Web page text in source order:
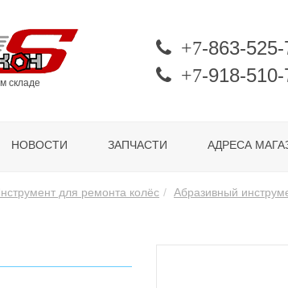
складе
+7-863-
+7-918-510-
НОВОСТИ ЗАПЧАСТИ АДРЕСА
для ремонта колёс Абразивный